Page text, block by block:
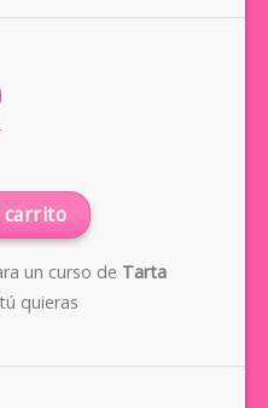
carrito
un curso de Tarta
quieras